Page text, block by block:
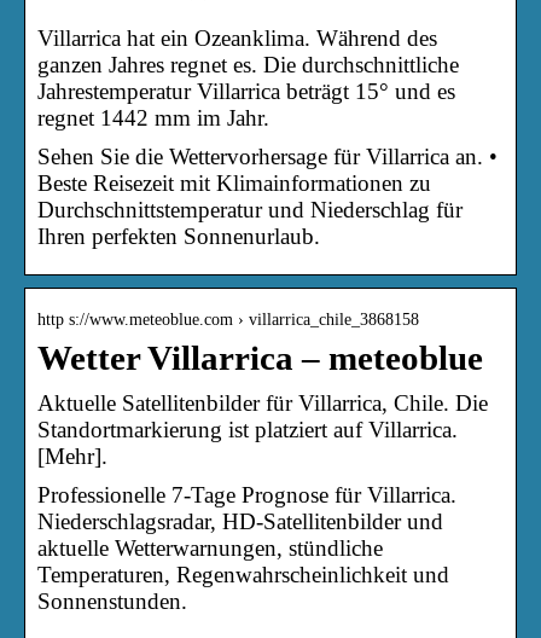
Villarrica hat ein Ozeanklima. Während des
ganzen Jahres regnet es. Die durchschnittliche
Jahrestemperatur Villarrica beträgt 15° und es
regnet 1442 mm im Jahr.
Sehen Sie die Wettervorhersage für Villarrica an. •
Beste Reisezeit mit Klimainformationen zu
Durchschnittstemperatur und Niederschlag für
Ihren perfekten Sonnenurlaub.
http s://www.meteoblue.com › villarrica_chile_3868158
Wetter Villarrica – meteoblue
Aktuelle Satellitenbilder für Villarrica, Chile. Die
Standortmarkierung ist platziert auf Villarrica.
[Mehr].
Professionelle 7-Tage Prognose für Villarrica.
Niederschlagsradar, HD-Satellitenbilder und
aktuelle Wetterwarnungen, stündliche
Temperaturen, Regenwahrscheinlichkeit und
Sonnenstunden.